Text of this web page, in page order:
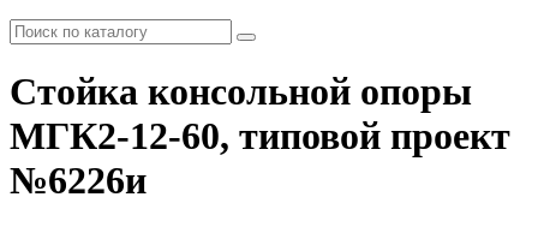
Стойка консольной опоры
МГК2-12-60, типовой проект
№6226и